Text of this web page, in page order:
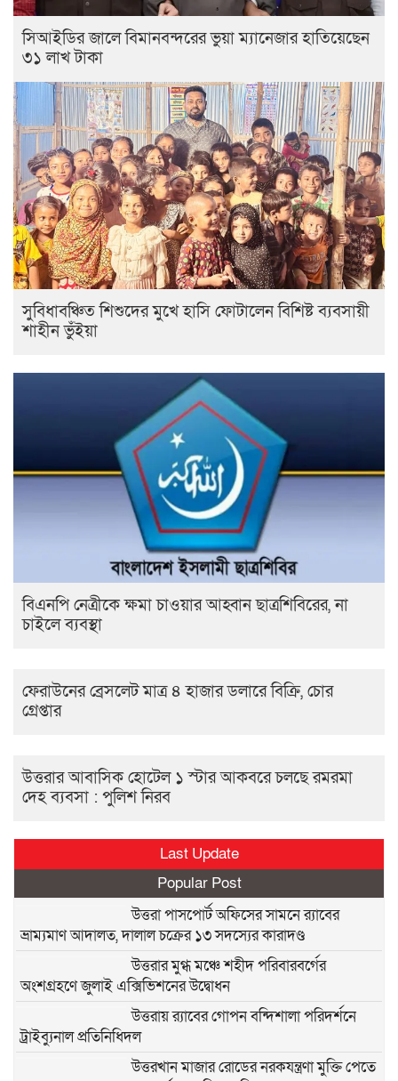
সিআইডির জালে বিমানবন্দরের ভুয়া ম্যানেজার হাতিয়েছেন
৩১ লাখ টাকা
সুবিধাবঞ্চিত শিশুদের মুখে হাসি ফোটালেন বিশিষ্ট ব্যবসায়ী
শাহীন ভুঁইয়া
বিএনপি নেত্রীকে ক্ষমা চাওয়ার আহ্বান ছাত্রশিবিরের, না
চাইলে ব্যবস্থা
ফেরাউনের ব্রেসলেট মাত্র ৪ হাজার ডলারে বিক্রি, চোর
গ্রেপ্তার
উত্তরার আবাসিক হোটেল ১ স্টার আকবরে চলছে রমরমা
দেহ ব্যবসা : পুলিশ নিরব
Last Update
Popular Post
উত্তরা পাসপোর্ট অফিসের সামনে র‍্যাবের
ভ্রাম্যমাণ আদালত, দালাল চক্রের ১৩ সদস্যের কারাদণ্ড
উত্তরার মুগ্ধ মঞ্চে শহীদ পরিবারবর্গের
অংশগ্রহণে জুলাই এক্সিভিশনের উদ্বোধন
উত্তরায় র‍্যাবের গোপন বন্দিশালা পরিদর্শনে
ট্রাইব্যুনাল প্রতিনিধিদল
উত্তরখান মাজার রোডের নরকযন্ত্রণা মুক্তি পেতে